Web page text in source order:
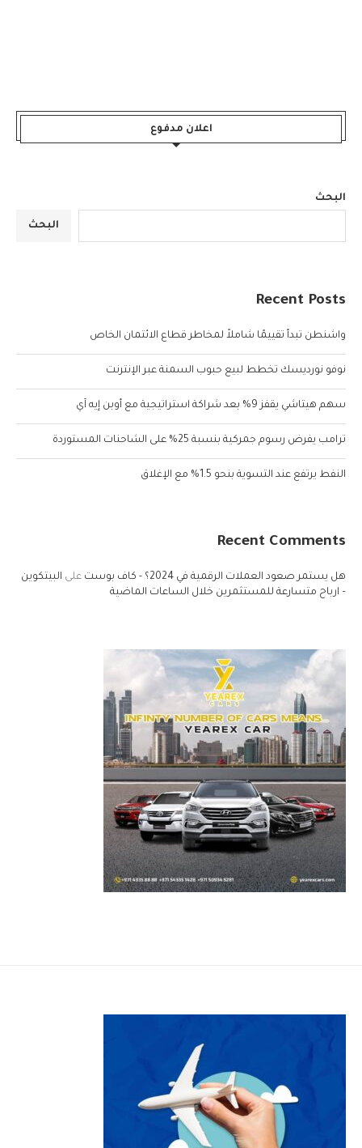
اعلان مدفوع
البحث
البحث
Recent Posts
واشنطن تبدأ تقييمًا شاملاً لمخاطر قطاع الائتمان الخاص
نوفو نورديسك تخطط لبيع حبوب السمنة عبر الإنترنت
سهم هيتاشي يقفز 9% بعد شراكة استراتيجية مع أوبن إيه آي
ترامب يفرض رسوم جمركية بنسبة 25% على الشاحنات المستوردة
النفط يرتفع عند التسوية بنحو 1.5% مع الإغلاق
Recent Comments
هل يستمر صعود العملات الرقمية في 2024؟ - كاف بوست على البيتكوين
– ارباح متسارعة للمستثمرين خلال الساعات الماضية